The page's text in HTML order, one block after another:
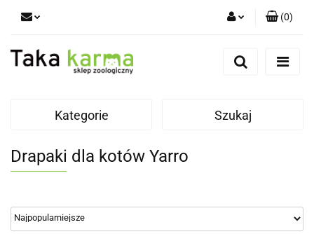
Zaloguj się
Zgody cookies
(0)
Kategorie Szukaj
Drapaki dla kotów Yarro